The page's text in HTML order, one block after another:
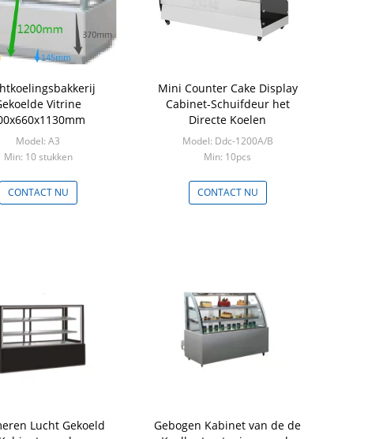
Vitrine
Model: A3
Min: 10 stukken
CONTACT NU
Mini Counter Cake Display
Cabinet-Schuifdeur het
Directe Koelen
Model: Ddc-1200A/B
Min: 10pcs
CONTACT NU
Lucht Gekoeld
Gebogen Kabinet van de de